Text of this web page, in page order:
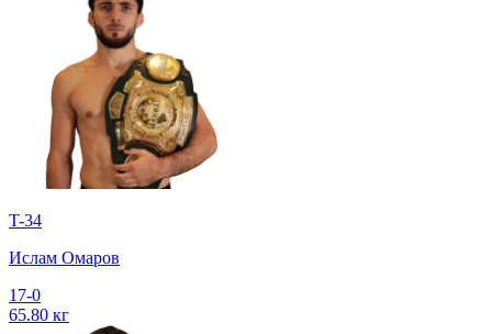
T-34
Ислам Омаров
17-0
65.80 кг